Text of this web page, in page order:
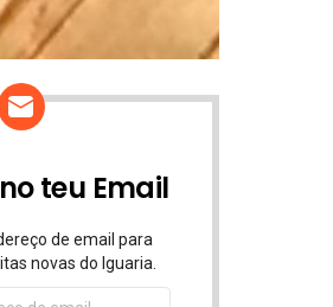
teu Email
de email para
novas do Iguaria.